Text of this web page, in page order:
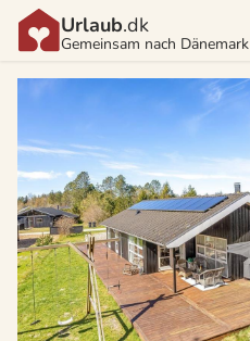
Urlaub.dk
Gemeinsam nach Dänemark